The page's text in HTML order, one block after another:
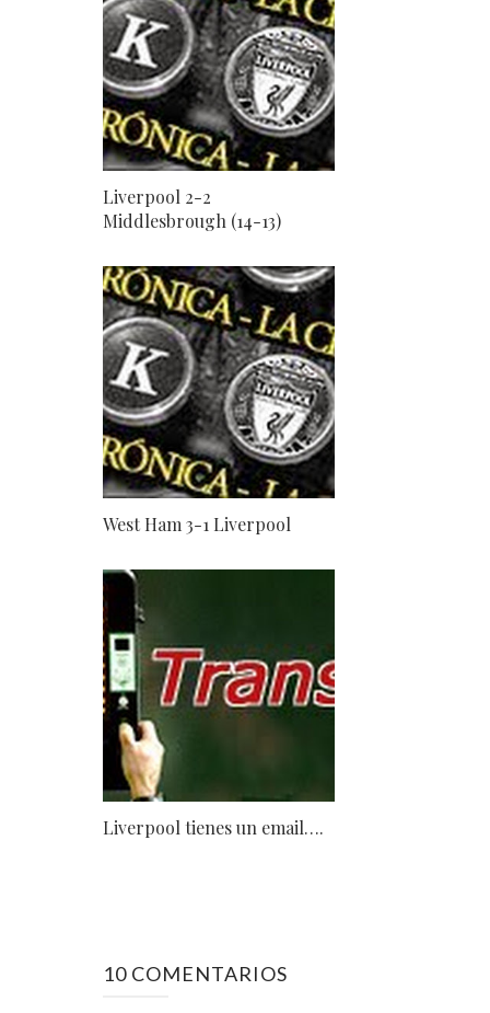
Liverpool 2-2
Middlesbrough (14-13)
West Ham 3-1 Liverpool
Liverpool tienes un email….
10 COMENTARIOS